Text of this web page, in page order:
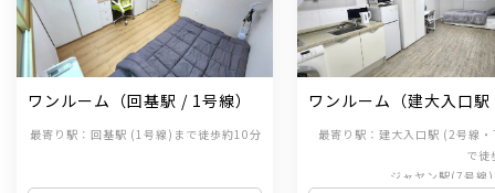
ワンルーム（回基駅 / 1号線）
最寄り駅：回基駅 (1号線)まで徒歩約10分
ワンルーム（建大入口
線・7号線）
最寄り駅：建大入口駅 (2号線
で徒
ジャヤン駅(7号線)ま